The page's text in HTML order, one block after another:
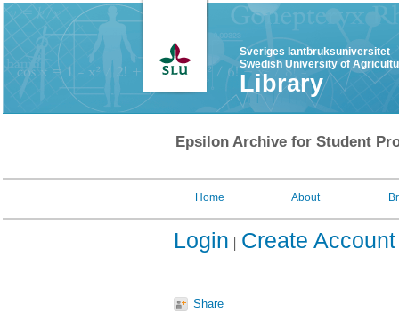
Sveriges lantbruksuniversitet
Swedish University of
Library
Epsilon Archive for Student
Home About
Login Create Account
Share